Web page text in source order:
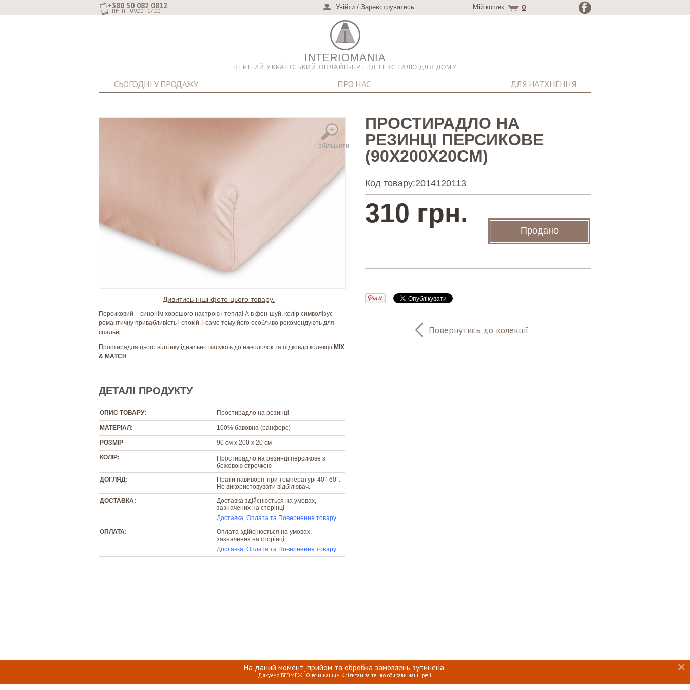
+380 50 082 0812
ПН-ПТ 09:00–17:00 Мій кошик 0
Увійти / Зареєструватись
На даний момент, прийом та обробка замовлень зупинена.
Дякуємо БЕЗМЕЖНО всім нашим Клієнтам за те, що обирали наші речі.
INTERIOMANIA
ПЕРШИЙ УКРАЇНСЬКИЙ ОНЛАЙН-БРЕНД ТЕКСТИЛЮ ДЛЯ ДОМУ
СЬОГОДНІ У ПРОДАЖУ ПРО НАС ДЛЯ НАТХНЕННЯ
збільшити
ПРОСТИРАДЛО НА
РЕЗИНЦІ ПЕРСИКОВЕ
(90Х200Х20СМ)
Код товару:2014120113
310 грн.
Продано
Повернутись до колекції
Дивитись інші фото цього товару.
Персиковий – синонім хорошого настрою і тепла! А в фен-шуй, колір символізує
романтичну привабливість і спокій, і саме тому його особливо рекомендують для
спальні.
Простирадла цього відтінку ідеально пасують до наволочок та підковдр колекції MIX
& MATCH
ДЕТАЛІ ПРОДУКТУ
ОПИС ТОВАРУ: Простирадло на резинці
МАТЕРІАЛ: 100% бавовна (ранфорс)
РОЗМІР 90 см х 200 х 20 см
КОЛІР:
Простирадло на резинці персикове з
бежевою строчкою
ДОГЛЯД:
Прати навиворіт при температурі 40°-60°.
Не використовувати відбілювач.
ДОСТАВКА:
Доставка здійснюється на умовах,
зазначених на сторінці
Доставка, Оплата та Повернення товару
ОПЛАТА:
Оплата здійснюється на умовах,
зазначених на сторінці
Доставка, Оплата та Повернення товару